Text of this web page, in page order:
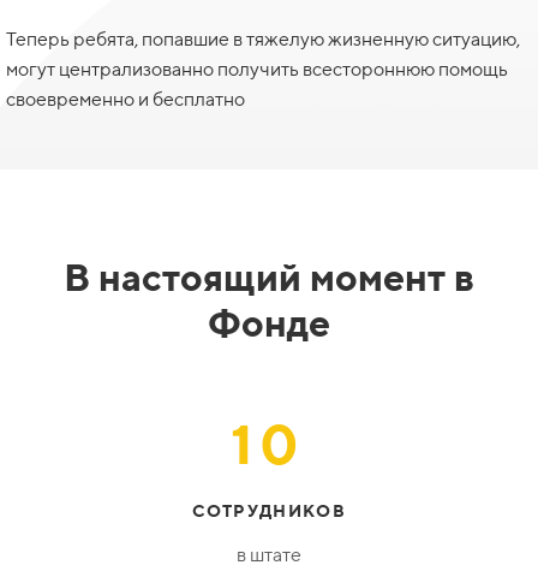
Теперь ребята, попавшие в тяжелую жизненную ситуацию,
могут централизованно получить всестороннюю помощь
своевременно и бесплатно
В настоящий момент в
Фонде
10
СОТРУДНИКОВ
в штате